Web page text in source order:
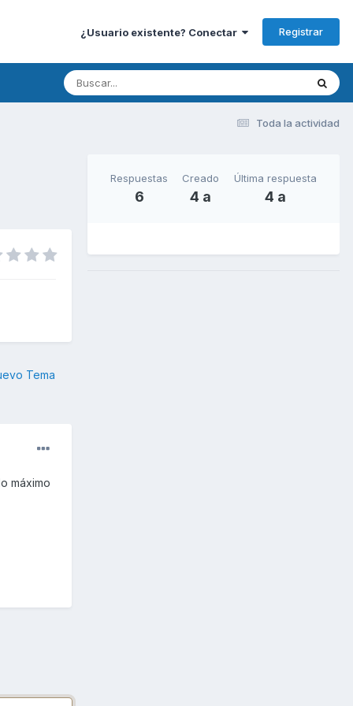
¿Usuario existente? Conectar Registrar
Toda la actividad
Tema
máximo
Respuestas
6
Creado
4 a
Última respuesta
4 a